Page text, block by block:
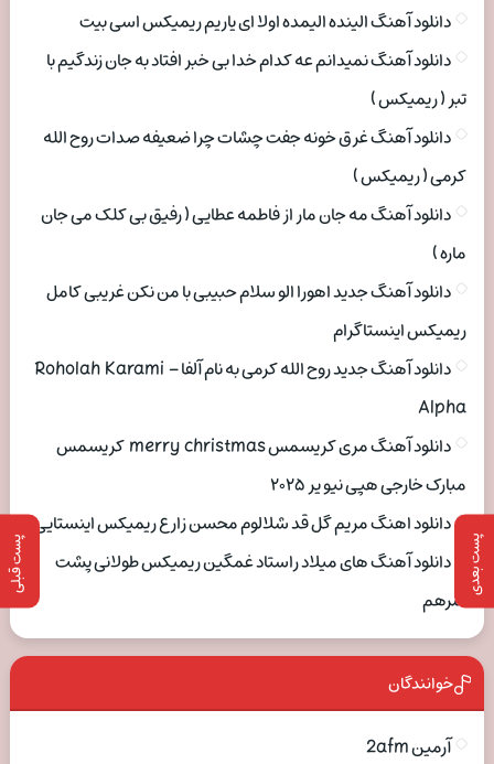
پست بعدی پست قبلی
دانلود آهنگ الینده الیمده اولا ای یاریم ریمیکس اسی بیت
دانلود آهنگ نمیدانم عه کدام خدا بی خبر افتاد به جان زندگیم با
تبر ( ریمیکس )
دانلود آهنگ غرق خونه جفت چشات چرا ضعیفه صدات روح الله
کرمی ( ریمیکس )
دانلود آهنگ مه جان مار از فاطمه عطایی ( رفیق بی کلک می جان
ماره )
دانلود آهنگ جدید اهورا الو سلام حبیبی با من نکن غریبی کامل
ریمیکس اینستاگرام
دانلود آهنگ جدید روح الله کرمی به نام آلفا Roholah Karami –
Alpha
دانلود آهنگ مری کریسمس merry christmas کریسمس
مبارک خارجی هپی نیو یر ۲۰۲۵
دانلود اهنگ مریم گل قد شلالوم محسن زارع ریمیکس اینستایی
دانلود آهنگ های میلاد راستاد غمگین ریمیکس طولانی پشت
سرهم
خوانندگان
آرمین 2afm